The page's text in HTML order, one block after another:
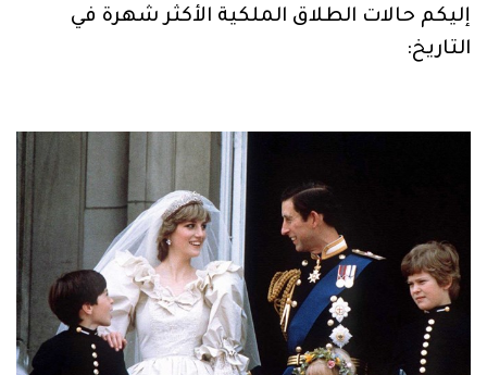
إليكم حالات الطلاق الملكية الأكثر شهرة في
التاريخ: